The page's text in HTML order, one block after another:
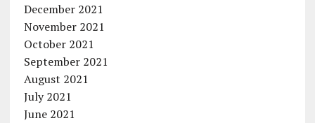
December 2021
November 2021
October 2021
September 2021
August 2021
July 2021
June 2021